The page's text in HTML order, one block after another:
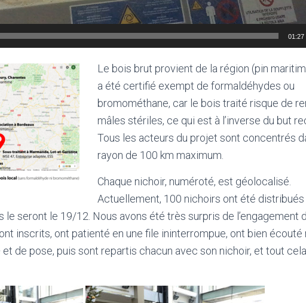
01:27
Le bois brut provient de la région (pin
a été certifié exempt de formaldéhydes ou
bromométhane, car le bois traité risque de
mâles stériles, ce qui est à l’inverse du but
Tous les acteurs du projet sont concentrés
rayon de 100 km maximum.
Chaque nichoir, numéroté, est géolocalisé.
Actuellement, 100 nichoirs ont été distribués
le seront le 19/12. Nous avons été très surpris de l’engagement
inscrits, ont patienté en une file ininterrompue, ont bien écouté
de pose, puis sont repartis chacun avec son nichoir, et tout